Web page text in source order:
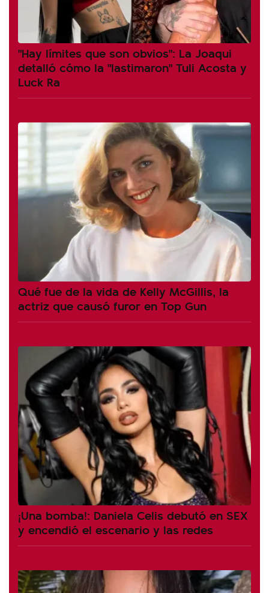
"Hay límites que son obvios": La Joaqui
detalló cómo la "lastimaron" Tuli Acosta y
Luck Ra
Qué fue de la vida de Kelly McGillis, la
actriz que causó furor en Top Gun
¡Una bomba!: Daniela Celis debutó en SEX
y encendió el escenario y las redes